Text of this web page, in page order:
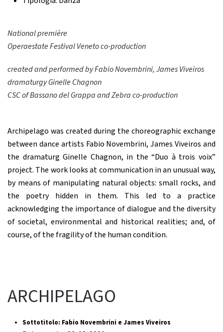
National première
Operaestate Festival Venetoco-production
created and performed by Fabio Novembrini, James Viveiros
dramaturgy Ginelle Chagnon
CSCof Bassano del Grappa and Zebraco-production
Archipelago was created during the choreographic exchange
between dance artists Fabio Novembrini, James Viveiros and
the dramaturg Ginelle Chagnon, in the “Duo à trois voix”
project. The work looks at communication in an unusual way,
by means of manipulating natural objects: small rocks, and
the poetry hidden in them. This led to a practice
acknowledging the importance of dialogue and the diversity
of societal, environmental and historical realities; and, of
course, of the fragility of the human condition.
ARCHIPELAGO
Sottotitolo: Fabio Novembrini e James Viveiros